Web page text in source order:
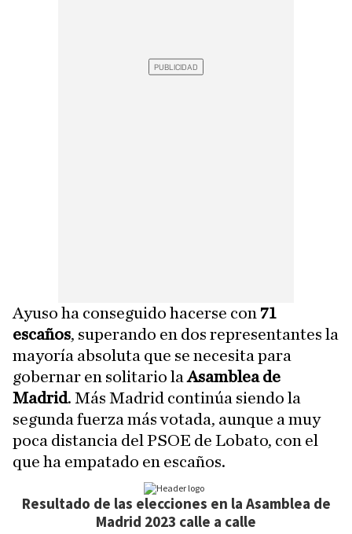
Ayuso ha conseguido hacerse con 71
escaños, superando en dos representantes la
mayoría absoluta que se necesita para
gobernar en solitario laAsamblea de
Madrid. Más Madrid continúa siendo la
segunda fuerza más votada, aunque a muy
poca distancia del PSOE de Lobato, con el
que ha empatado en escaños.